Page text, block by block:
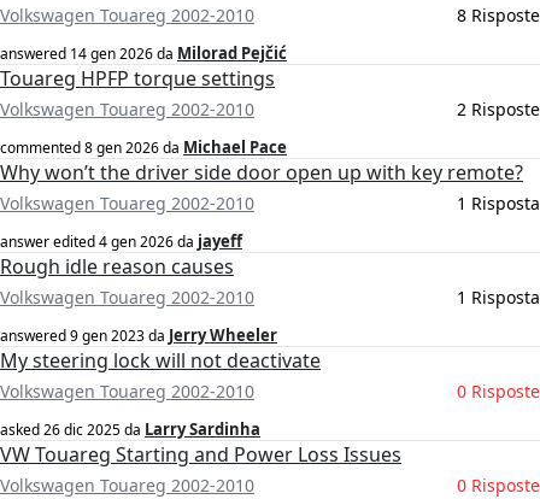
Volkswagen Touareg 2002-2010 8 Risposte
answered 14 gen 2026da Milorad Pejčić
Touareg HPFP torque settings
Volkswagen Touareg 2002-2010 2 Risposte
commented8 gen 2026da Michael Pace
Why won’t the driver side door open up with key remote?
Volkswagen Touareg 2002-2010 1 Risposta
answer edited4 gen 2026da jayeff
Rough idle reason causes
Volkswagen Touareg 2002-2010 1 Risposta
answered9 gen 2023da Jerry Wheeler
My steering lock will not deactivate
Volkswagen Touareg 2002-2010 0 Risposte
asked26 dic 2025da Larry Sardinha
VW Touareg Starting and Power Loss Issues
Volkswagen Touareg 2002-2010 0 Risposte